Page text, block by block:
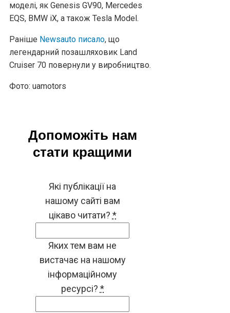
моделі, як Genesis GV90, Mercedes
EQS, BMW iX, а також Tesla Model.
Раніше Newsauto писало, що
легендарний позашляховик Land
Cruiser 70 повернули у виробництво.
Фото: uamotors
Допоможіть нам
стати кращими
Які публікації на
нашому сайті вам
цікаво читати? *
Яких тем вам не
вистачає на нашому
інформаційному
ресурсі? *